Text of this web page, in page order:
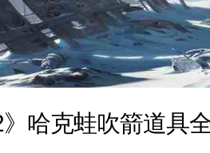
》哈克蛙吹箭道具